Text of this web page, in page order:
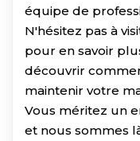
équipe de
N'hésitez pas à
pour en savoir
découvrir
maintenir votre
Vous méritez un
et nous sommes